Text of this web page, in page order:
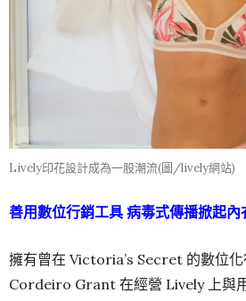
Lively印花設計成為一股潮流(圖/lively網站)
善用數位行銷工具 病毒式傳播掀起內
擁有曾在 Victoria’s Secret 的數位
Cordeiro Grant 在經營 Lively 上與